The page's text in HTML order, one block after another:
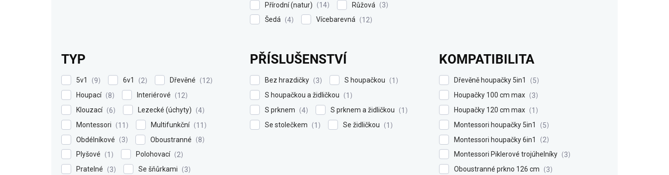
Přírodní (natur)
14 Růžová
3
Šedá
4 Vícebarevná 12
TYP
5v1 9 6v1 2 Dřevěné
12
Houpací
8 Interiérové
12
Klouzací
6 Lezecké (úchyty)
4
Montessori
11 Multifunkční
11
Obdélníkové
3 Oboustranné
8
Plyšové
1 Polohovací
2
Pratelné
3 Se šňůrkami
3
PŘÍSLUŠENSTVÍ
Bez hrazdičky 3 S houpačkou
1
S houpačkou a židličkou
1
S prknem
4 S prknem a židličkou
1
Se stolečkem
1 Se židličkou 1
KOMPATIBILITA
Dřevěně houpačky 5in1
5
Houpačky 100 cm max
3
Houpačky 120 cm max
1
Montessori houpačky 5in1
5
Montessori houpačky 6in1
2
Montessori Piklerové trojúhelníky
3
Oboustranné prkno 126 cm
3